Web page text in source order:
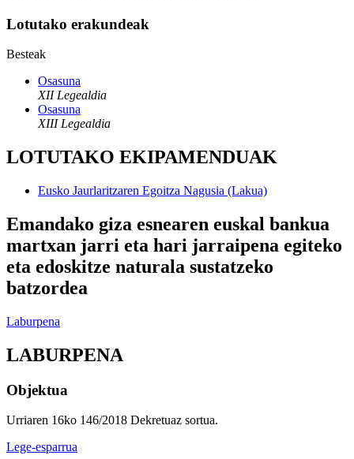
Lotutako erakundeak
Besteak
Osasuna
XII Legealdia
Osasuna
XIII Legealdia
LOTUTAKO EKIPAMENDUAK
Eusko Jaurlaritzaren Egoitza Nagusia (Lakua)
Emandako giza esnearen euskal bankua
martxan jarri eta hari jarraipena egiteko
eta edoskitze naturala sustatzeko
batzordea
Laburpena
LABURPENA
Objektua
Urriaren 16ko 146/2018 Dekretuaz sortua.
Lege-esparrua